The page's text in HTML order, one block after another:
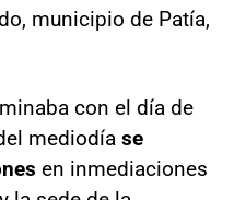
municipio de Patía,
con el día de
mediodía se
en inmediaciones